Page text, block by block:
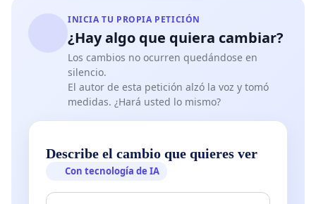
INICIA TU PROPIA PETICIÓN
¿Hay algo que quiera cambiar?
Los cambios no ocurren quedándose en
silencio.
El autor de esta petición alzó la voz y tomó
medidas. ¿Hará usted lo mismo?
Describe el cambio que quieres ver
Con tecnología de IA